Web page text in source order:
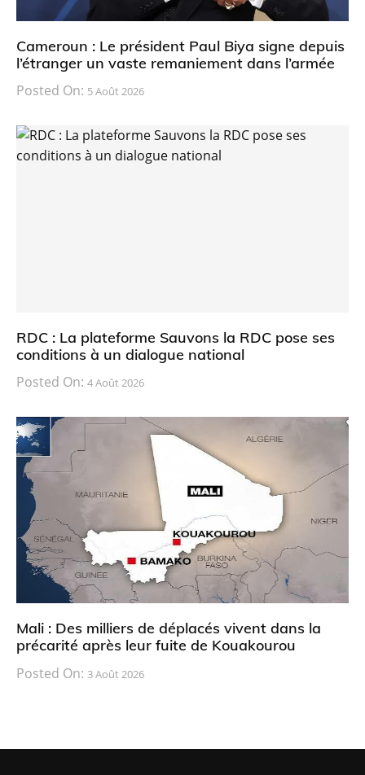
Cameroun : Le président Paul Biya signe depuis
l’étranger un vaste remaniement dans l’armée
Posted On: 5 Août 2026
RDC : La plateforme Sauvons la RDC pose ses
conditions à un dialogue national
Posted On: 4 Août 2026
Mali : Des milliers de déplacés vivent dans la
précarité après leur fuite de Kouakourou
Posted On: 3 Août 2026